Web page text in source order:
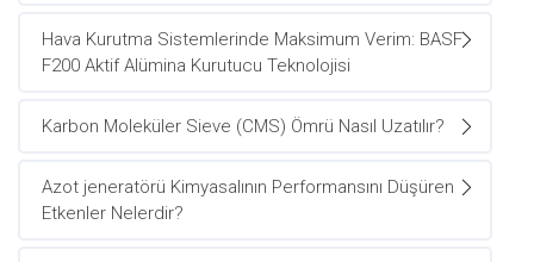
Hava Kurutma Sistemlerinde Maksimum Verim: BASF
F200 Aktif Alümina Kurutucu Teknolojisi
Karbon Moleküler Sieve (CMS) Ömrü Nasıl Uzatılır?
Azot jeneratörü Kimyasalının Performansını Düşüren
Etkenler Nelerdir?